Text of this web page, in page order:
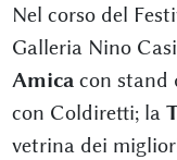
Nel corso del
Galleria Nino
Amicacon stand
con Coldiretti; la
vetrina dei